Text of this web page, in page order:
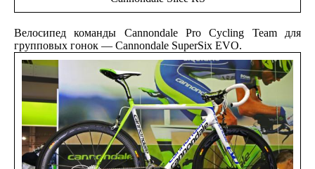
Велосипед команды Cannondale Pro Cycling Team для
групповых гонок — Cannondale SuperSix EVO.